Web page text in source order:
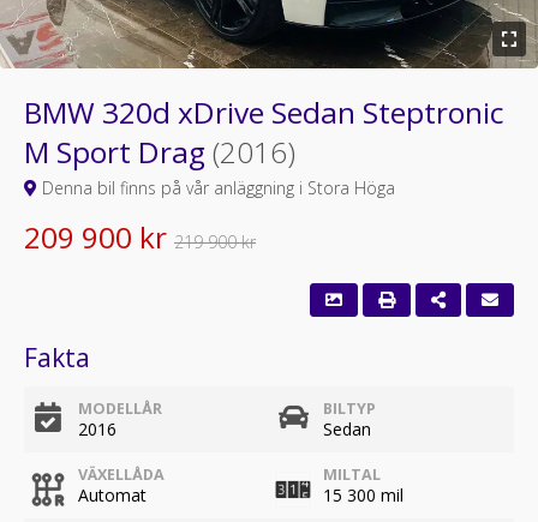
BMW 320d xDrive Sedan Steptronic
M Sport Drag (2016)
Denna bil finns på vår anläggning i Stora Höga
209 900 kr 219 900 kr
Fakta
MODELLÅR
2016
BILTYP
Sedan
VÄXELLÅDA
Automat
MILTAL
15 300 mil